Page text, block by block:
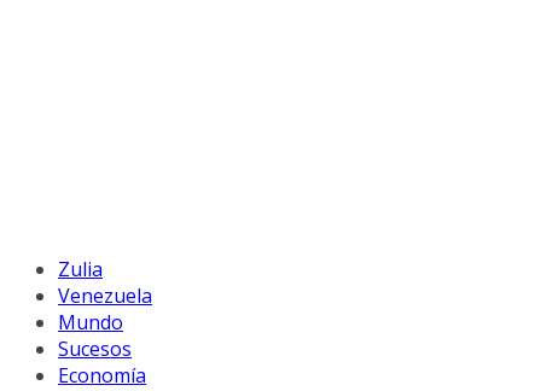
Zulia
Venezuela
Mundo
Sucesos
Economía